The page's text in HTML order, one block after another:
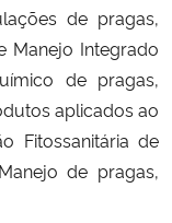
de pragas,
Manejo Integrado
de pragas,
aplicados ao
Fitossanitária de
de pragas,